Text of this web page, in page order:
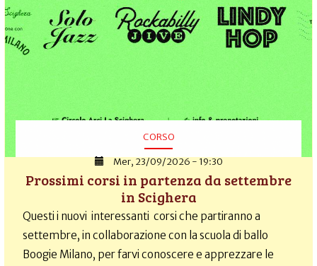
CORSO
Mer, 23/09/2026 - 19:30
Prossimi corsi in partenza da settembre
in Scighera
Questi i nuovi interessanti corsi che partiranno a
settembre, in collaborazione con la scuola di ballo
Boogie Milano, per farvi conoscere e apprezzare le